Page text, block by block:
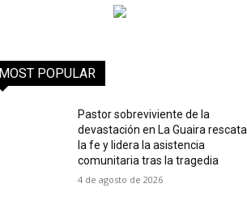
POPULAR
Pastor sobreviviente de la
devastación en La Guaira rescata
la fe y lidera la asistencia
comunitaria tras la tragedia
4 de agosto de 2026